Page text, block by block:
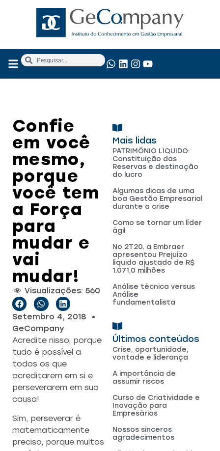
Confie
em você
mesmo,
porque
você tem
a Força
para
mudar e
vai
mudar!
Visualizações: 560
Setembro 4, 2018
GeCompany
Acredite nisso, porque
tudo é possível a
todos os que
acreditarem em si e
perseverarem em sua
causa!
Sim, perseverar é
matematicamente
preciso, porque muitos
Mais lidas
Últimos conteúdos
Crise, oportunidade,
vontade e liderança
A importância de
assumir riscos
Curso de Criatividade e
Inovação para
Empresários
Nossos sinceros
agradecimentos
PATRIMÔNIO LÍQUIDO:
Constituição das
Reservas e destinação
do lucro
Algumas dicas de uma
boa Gestão Empresarial
durante a crise
Como se tornar um líder
ágil
No 2T20, a Embraer
apresentou Prejuízo
líquido ajustado de R$
1.071,0 milhões
Análise técnica versus
Análise
fundamentalista